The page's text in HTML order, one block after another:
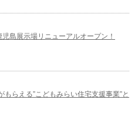
島展示場リニューアルオープン！
もらえる”こどもみらい住宅支援事業”と